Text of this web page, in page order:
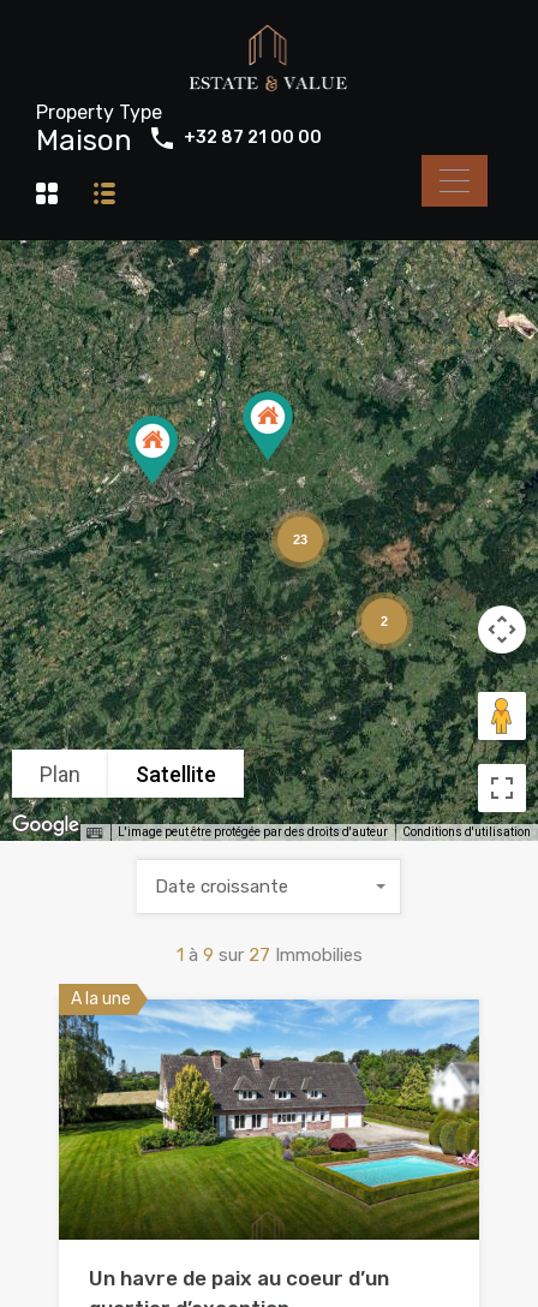
+32 87 21 00 00
Property Type
Maison
23
2
Plan Satellite
L'image peut être protégée par des droits d'auteur Conditions d'utilisation
1 à 9 sur 27 Immobilies
Date croissante
A la une
Un havre de paix au coeur d’un